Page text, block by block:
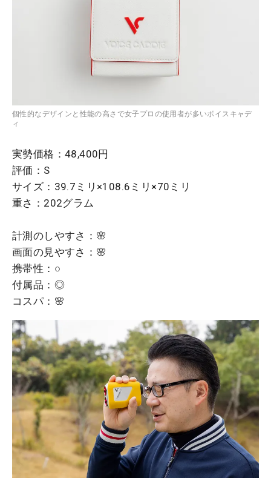
個性的なデザインと性能の高さで女子プロの使用者が多いボイスキャデ
ィ
実勢価格：48,400円
評価：S
サイズ：39.7ミリ×108.6ミリ×70ミリ
重さ：202グラム
計測のしやすさ：🌸
画面の見やすさ：🌸
携帯性：○
付属品：◎
コスパ：🌸